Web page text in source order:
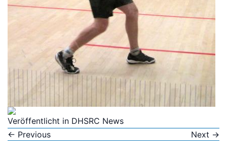
Veröffentlicht in DHSRC News
← Previous Next →